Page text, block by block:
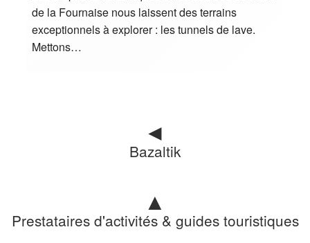
de la Fournaise nous laissent des terrains
exceptionnels à explorer : les tunnels de lave.
Mettons…
◄
Bazaltik
▲
Prestataires d'activités & guides touristiques